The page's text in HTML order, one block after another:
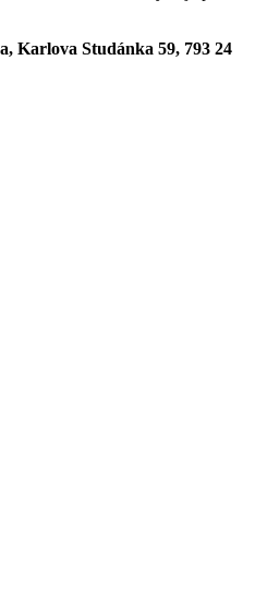
Karlova Studánka 59, 793 24